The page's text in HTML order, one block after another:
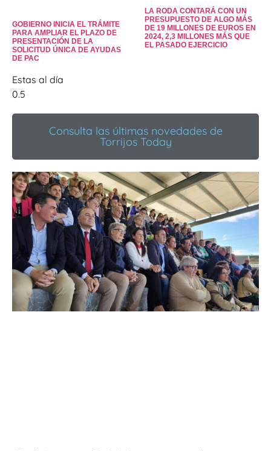
GOBIERNO INICIA EL TRÁMITE
PARA AMPLIAR EL PLAZO DE
PRESENTACIÓN DE LA
SOLICITUD ÚNICA DE AYUDAS
DE PAC
LA RODA CONTARÁ CON UN
PRESUPUESTO DE ALGO MÁS
DE 19 MILLONES DE EUROS EN
2024, 2,3 MILLONES MÁS QUE
EL PASADO EJERCICIO
Estas al día
Consulta las últimas novedades de
Torrijos Today